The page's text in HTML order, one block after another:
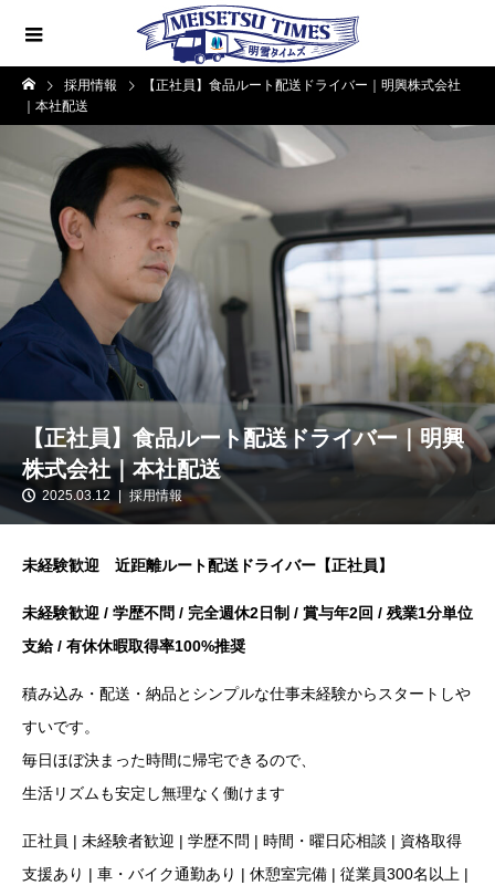
採用情報
【正社員】食品ルート配送ドライバー｜明興株式会社
｜本社配送
【正社員】食品ルート配送ドライバー｜明興
株式会社｜本社配送
2025.03.12 採用情報
未経験歓迎 近距離ルート配送ドライバー【正社員】
未経験歓迎 / 学歴不問 / 完全週休2日制 / 賞与年2回 / 残業1分単位
支給 / 有休休暇取得率100%推奨
積み込み・配送・納品とシンプルな仕事未経験からスタートしや
すいです。
毎日ほぼ決まった時間に帰宅できるので、
生活リズムも安定し無理なく働けます
正社員 | 未経験者歓迎 | 学歴不問 | 時間・曜日応相談 | 資格取得
支援あり | 車・バイク通勤あり | 休憩室完備 | 従業員300名以上 |